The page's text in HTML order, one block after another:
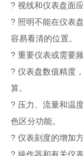
? 视线和仪表盘面
? 照明不能在仪表
容易看清的位置。
? 重要仪表或需要
? 仪表盘数值精度
算。
? 压力、流量和温
色区分功能。
? 仪表刻度的增加
? 操作器和有关仪